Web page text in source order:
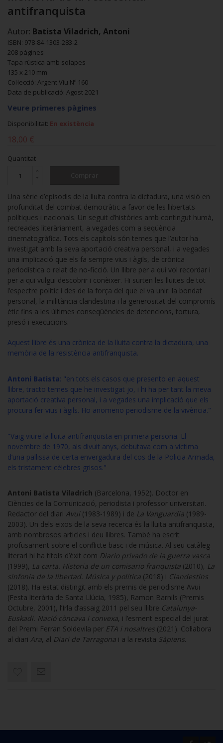
antifranquista
Autor: Batista Viladrich, Antoni
ISBN: 978-84-1303-283-2
208 pàgines
Tapa rústica amb solapes
135 x 210 mm
Col·lecció: Argent Viu Nº 160
Data de publicació: Agost 2021
Veure primeres pàgines
Disponibilitat: En existència
18,00 €
Quantitat
Una sèrie d’episodis de la lluita contra la dictadura, una visió en
profunditat del combat democràtic a favor de les llibertats
polítiques i nacionals. Un seguit d’històries amb contingut humà,
recreades literàriament, a vegades com a seqüència
cinematogràfica. Tots els capítols són temes que l’autor ha
investigat amb la seva aportació creativa personal, i a vegades
una implicació que els fa sempre vius i àgils, de crònica
periodística o relat de no-ficció. Un llibre per a qui vol recordar i
per a qui vulgui descobrir i conèixer. Hi surten les lluites de tot
l’espectre polític i des de la força del que el va unir: la bondat
personal, la militància clandestina i la generositat del compromís
ètic fins a les últimes conseqüències de detencions, tortura,
presó i execucions.
Aquest llibre és una crònica de la lluita contra la dictadura, una
memòria de la resistència antifranquista.
Antoni Batista: "en tots els casos que presento en aquest
llibre, tracto temes que he investigat jo, i hi ha per tant la meva
aportació creativa personal, i a vegades una implicació que els
procura fer vius i àgils. Ho anomeno periodisme de la vivència."
"Vaig viure la lluita antifranquista en primera persona. El
novembre de 1970, als divuit anys, debutava com a víctima
d’una pallissa de certa envergadura del cos de la Policia Armada,
els tristament cèlebres grisos."
Antoni Batista Viladrich (Barcelona, 1952). Doctor en
Ciències de la Comunicació, periodista i professor universitari.
Redactor del diari Avui(1983-1989) i de La Vanguardia (1989-
2003). Un dels eixos de la seva recerca és la lluita antifranquista,
amb nombrosos articles i deu llibres. També ha escrit
profusament sobre el conflicte basc i de música. Al seu catàleg
literari hi ha títols d’èxit com Diario privado de la guerra vasca
(1999), La carta. Historia de un comisario franquista (2010), La
sinfonía de la libertad. Música y política (2018) i Clandestins
(2018). Ha estat distingit amb els premis de periodisme Avui
(Festa literària de Santa Llúcia, 1985), Ramon Barnils (Premis
Octubre, 2001), l’Irla d’assaig 2011 pel seu llibre Catalunya-
Euskadi. Nació còncava i convexa, i l’esment especial del jurat
del Premi Ferran Soldevila per ETA i nosaltres (2021). Col·labora
al diari Ara, al Diari de Tarragona i a la revista Sàpiens.